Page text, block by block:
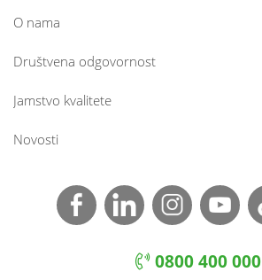
O nama
Društvena odgovornost
Jamstvo kvalitete
Novosti
0800 400 000